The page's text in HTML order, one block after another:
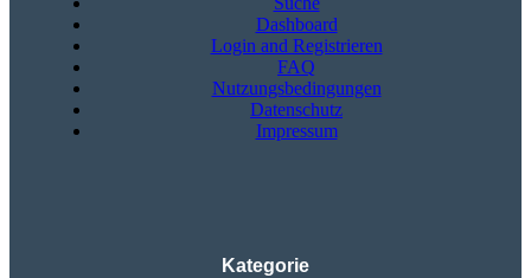
Dashboard
Login and Registrieren
FAQ
Nutzungsbedingungen
Datenschutz
Impressum
Kategorie